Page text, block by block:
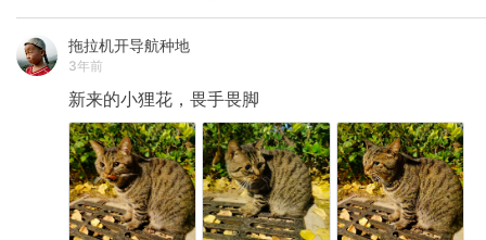
拖拉机开导航种地
3年前
新来的小狸花，畏手畏脚